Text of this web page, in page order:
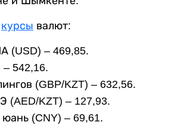
курсы валют:
(USD) – 469,85.
– 542,16.
(GBP/KZT) – 632,56.
(AED/KZT) – 127,93.
(CNY) – 69,61.